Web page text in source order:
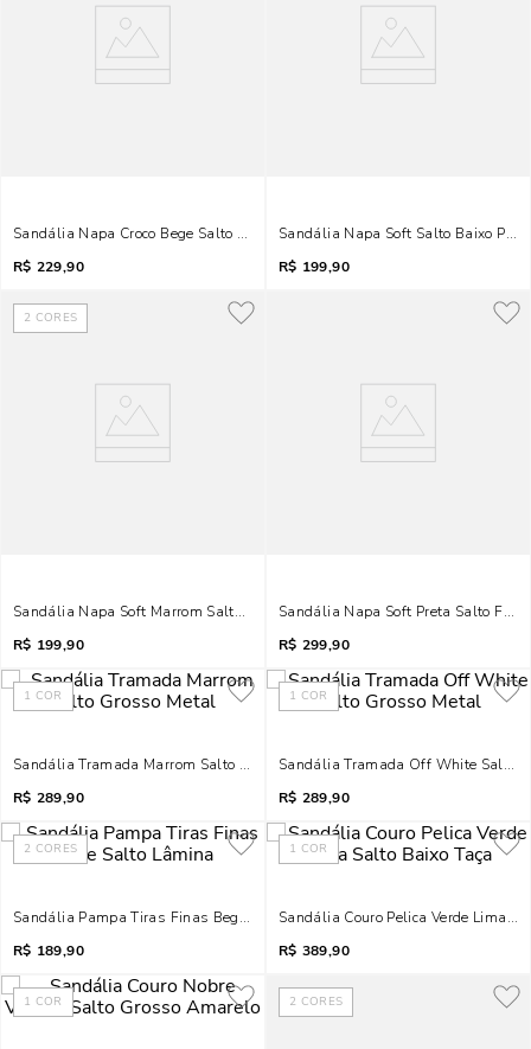
Sandália Napa Croco Bege Salto Bloco Metal
R$ 229,90
Sandália Napa Soft Salto Baixo
R$ 199,90
2 CORES
Sandália Napa Soft Marrom Salto Palha Anabela
R$ 199,90
Sandália Napa Soft Preta Salto Fino
R$ 299,90
1 COR
Sandália Tramada Marrom Salto Grosso Metal
R$ 289,90
1 COR
Sandália Tramada Off White Salto
R$ 289,90
2 CORES
Sandália Pampa Tiras Finas Bege Salto Lâmina
R$ 189,90
1 COR
Sandália Couro Pelica Verde Lima
R$ 389,90
1 COR 2 CORES